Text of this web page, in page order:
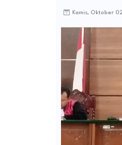
Kamis, Oktober